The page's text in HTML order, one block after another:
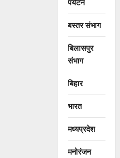
बस्तर संभाग
बिलासपुर
संभाग
बिहार
भारत
मध्यप्रदेश
मनोरंजन